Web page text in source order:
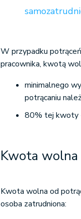
W przypadku
pracownika, kwotą
minimalnego
potrącaniu
80% tej kwoty
Kwota
Kwota wolna od
osoba zatrudniona: